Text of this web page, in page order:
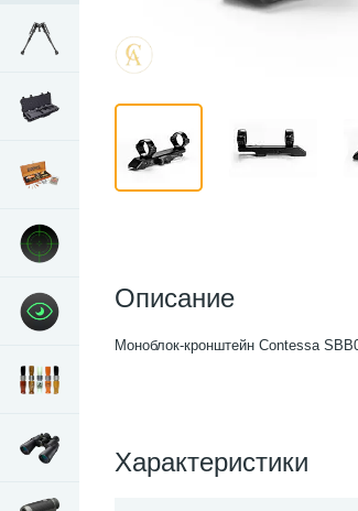
Описание
Моноблок-кронштейн Contessa
Характеристики